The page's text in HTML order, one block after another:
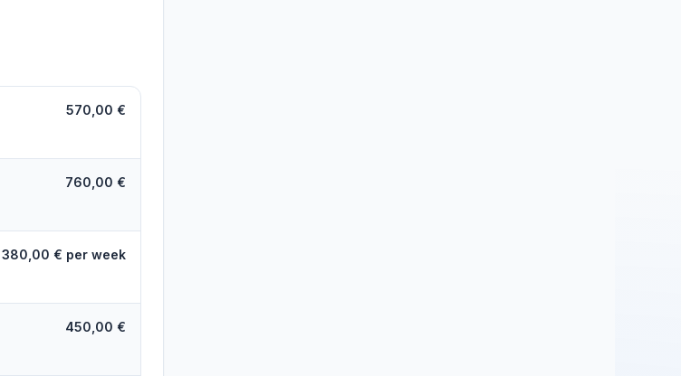
570,00 €
760,00 €
380,00 € per week
450,00 €